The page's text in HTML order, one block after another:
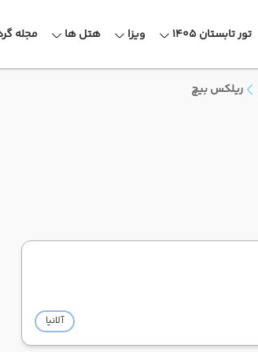
تور تابستان 1405 ویزا هتل ها مجله
ریلکس بیچ
آلانیا